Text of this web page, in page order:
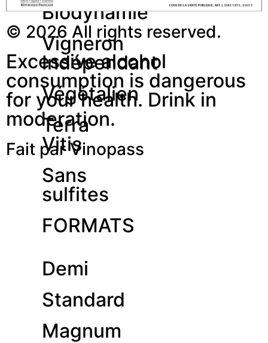
Biodynamie
Vigneron
Indépendant
Végétalien
Terra
Vitis
Sans
sulfites
FORMATS
Demi
Standard
Magnum
© 2026 All rights reserved.
Excessive alcohol
consumption is dangerous
for your health. Drink in
moderation.
Fait par Vinopass